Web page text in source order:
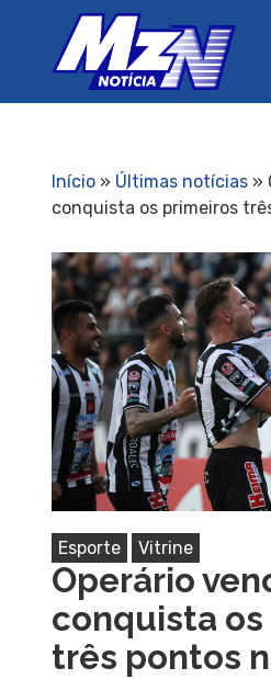
Início» Últimas notícias»
conquista os primeiros
Esporte Vitrine
Operário
conquista
três pontos